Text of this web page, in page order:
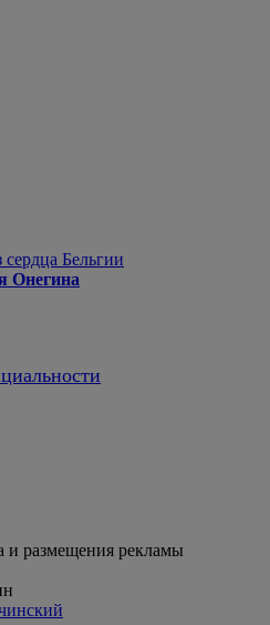
Бельгии
Онегина
и размещения рекламы